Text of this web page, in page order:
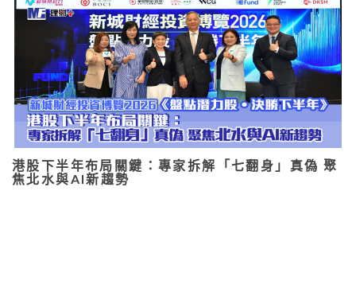
港股下半年布局關鍵：專家拆解「七翻身」真偽 聚
焦北水與AI新趨勢